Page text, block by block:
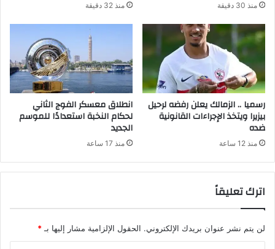
منذ 30 دقيقة منذ 32 دقيقة
رسميا .. الزمالك يعلن رفضه لرحيل
بيزيرا ويتخذ الإجراءات القانونية
ضده
منذ 12 ساعة
انطلاق معسكر الفوج الثاني
لحكام النخبة استعدادًا للموسم
الجديد
منذ 17 ساعة
اترك تعليقاً
لن يتم نشر عنوان بريدك الإلكتروني. الحقول الإلزامية مشار إليها بـ *